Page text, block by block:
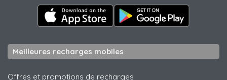
Meilleures recharges mobiles
Offres et promotions de recharges